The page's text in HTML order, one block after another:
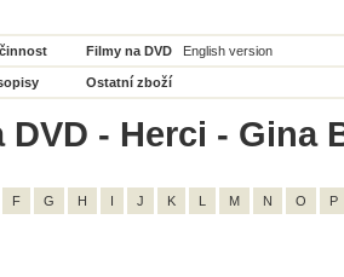
Filmy na DVD English version
Ostatní zboží
DVD - Herci - Gina
F G H I J K L M N O P